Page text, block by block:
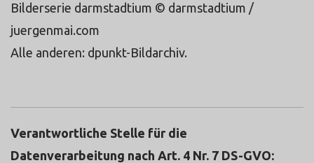
Bilderserie darmstadtium © darmstadtium /
juergenmai.com
Alle anderen: dpunkt-Bildarchiv.
Verantwortliche Stelle für die
Datenverarbeitung nach Art. 4 Nr. 7 DS-GVO: